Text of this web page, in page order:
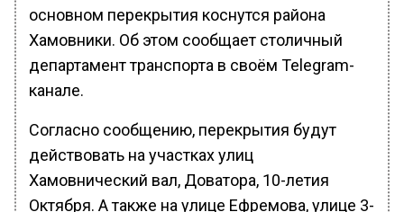
основном перекрытия коснутся района
Хамовники. Об этом сообщает столичный
департамент транспорта в своём Telegram-
канале.
Согласно сообщению, перекрытия будут
действовать на участках улиц
Хамовнический вал, Доватора, 10-летия
Октября. А также на улице Ефремова, улице 3-